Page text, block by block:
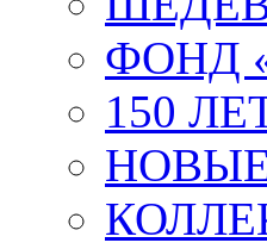
ФОНД
150